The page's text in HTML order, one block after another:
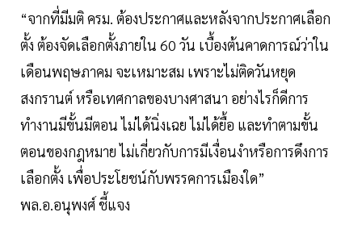
“จากที่มีมติ ครม. ต้องประกาศและหลังจากประกาศเลือก
ตั้ง ต้องจัดเลือกตั้งภายใน 60 วัน เบื้องต้นคาดการณ์ว่าใน
เดือนพฤษภาคม จะเหมาะสม เพราะไม่ติดวันหยุด
สงกรานต์ หรือเทศกาลของบางศาสนา อย่างไรก็ดีการ
ทำงานมีขั้นมีตอน ไม่ได้นิ่งเฉย ไม่ได้ยื้อ และทำตามขั้น
ตอนของกฎหมาย ไม่เกี่ยวกับการมีเงื่อนงำหรือการดึงการ
เลือกตั้ง เพื่อประโยชน์กับพรรคการเมืองใด”
พล.อ.อนุพงศ์ ชี้แจง